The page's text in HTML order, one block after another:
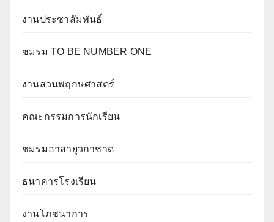
งานประชาสัมพันธ์
ชมรม TO BE NUMBER ONE
งานสวนพฤกษศาสตร์
คณะกรรมการนักเรียน
ชมรมอาสายุวกาชาด
ธนาคารโรงเรียน
งานโภชนาการ